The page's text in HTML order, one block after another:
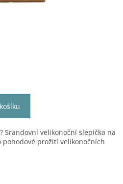
Srandovní velikonoční slepička na
pohodové prožití velikonočních